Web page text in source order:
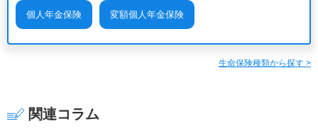
個人年金保険 変額個人年金保険
生命保険種類から探す >
関連コラム